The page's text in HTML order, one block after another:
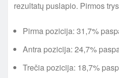
rezultatų puslapio. Pirmos
Pirma pozicija: 31,7%
Antra pozicija: 24,7%
Trečia pozicija: 18,7%